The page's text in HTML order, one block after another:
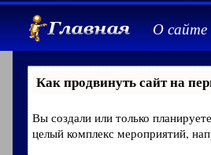
О сайте
Как продвинуть сайт на
Вы создали или только
целый комплекс мероприятий,